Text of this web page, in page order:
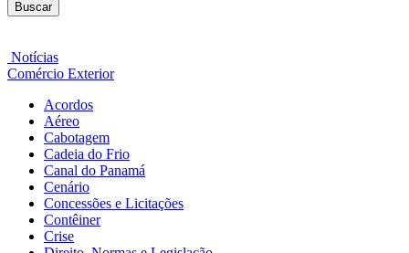
Buscar
Notícias
Comércio Exterior
Acordos
Aéreo
Cabotagem
Cadeia do Frio
Canal do Panamá
Cenário
Concessões e Licitações
Contêiner
Crise